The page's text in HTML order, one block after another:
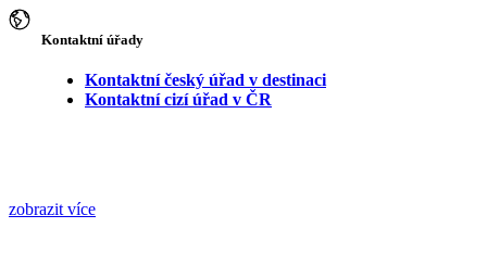
Kontaktní úřady
Kontaktní český úřad v destinaci
Kontaktní cizí úřad v ČR
zobrazit více